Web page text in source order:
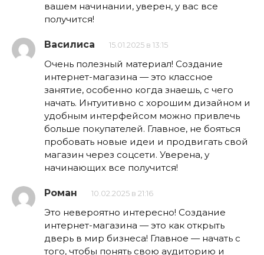
вашем начинании, уверен, у вас все
получится!
Василиса 15.01.2025 в 13:15
Очень полезный материал! Создание
интернет-магазина — это классное
занятие, особенно когда знаешь, с чего
начать. Интуитивно с хорошим дизайном и
удобным интерфейсом можно привлечь
больше покупателей. Главное, не бояться
пробовать новые идеи и продвигать свой
магазин через соцсети. Уверена, у
начинающих все получится!
Роман 10.02.2025 в 21:16
Это невероятно интересно! Создание
интернет-магазина — это как открыть
дверь в мир бизнеса! Главное — начать с
того, чтобы понять свою аудиторию и